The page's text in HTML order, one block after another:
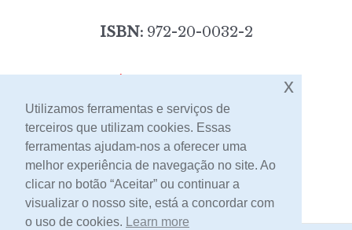
ISBN:972-20-0032-2
Contacto
Utilizamos ferramentas e serviços de
terceiros que utilizam cookies. Essas
ferramentas ajudam-nos a oferecer uma
melhor experiência de navegação no site. Ao
clicar no botão “Aceitar” ou continuar a
visualizar o nosso site, está a concordar com
o uso de cookies. Learn more
x